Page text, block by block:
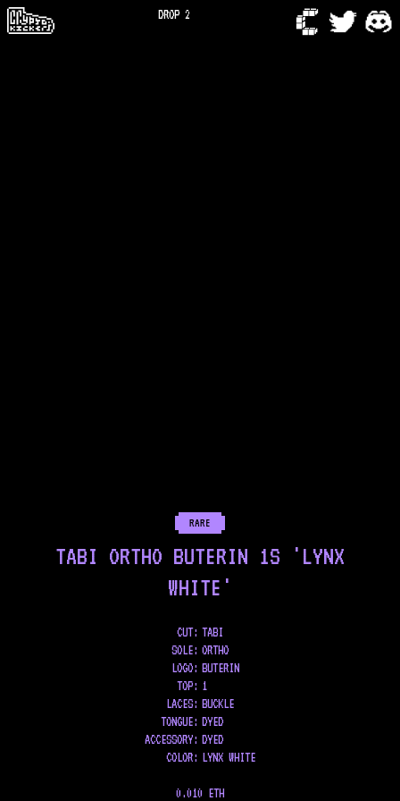
DROP 2
RARE
TABI ORTHO BUTERIN 1S 'LYNX
WHITE'
CUT: TABI
SOLE: ORTHO
LOGO: BUTERIN
TOP: 1
LACES: BUCKLE
TONGUE: DYED
ACCESSORY: DYED
COLOR: LYNX WHITE
0.010 ETH